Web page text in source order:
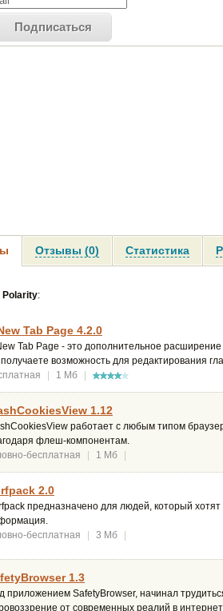
Подписаться
Отзывы (0) Статистика
Polarity:
Tab Page 4.2.0
Tab Page - это дополнительное
возможность для редактирования
| 1 Мб |
1.12
работает с любым типом
флеш-компонентам.
бесплатная
| 1 Мб |
2.0
предназначено для людей, который
бесплатная
| 3 Мб |
1.3
приложением SafetyBrowser, начинал
от современных реалий в